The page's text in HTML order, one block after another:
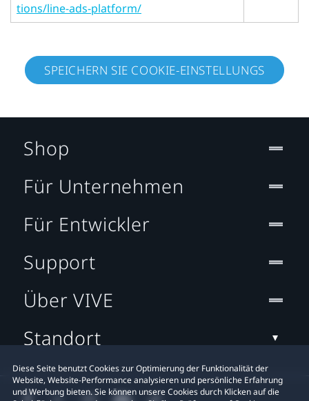
tions/line-ads-platform/
SPEICHERN SIE COOKIE-EINSTELLUNGS
Diese Seite benutzt Cookies zur Optimierung der Funktionalität der
Website, Website-Performance analysieren und persönliche Erfahrung
und Werbung bieten. Sie können unsere Cookies durch Klicken auf die
Shop
Für Unternehmen
Für Entwickler
Support
Über VIVE
Standort